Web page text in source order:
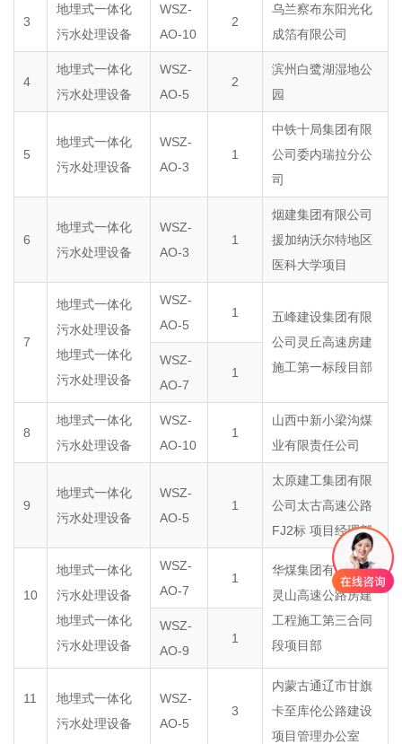
3
地埋式一体化
污水处理设备
WSZ-
AO-10
2
乌兰察布东阳光化
成箔有限公司
4
地埋式一体化
污水处理设备
WSZ-
AO-5
2
滨州白鹭湖湿地公
园
5
地埋式一体化
污水处理设备
WSZ-
AO-3
1
中铁十局集团有限
公司委内瑞拉分公
司
6
地埋式一体化
污水处理设备
WSZ-
AO-3
1
烟建集团有限公司
援加纳沃尔特地区
医科大学项目
7
地埋式一体化
污水处理设备
地埋式一体化
污水处理设备
WSZ-
AO-5
1
五峰建设集团有限
公司灵丘高速房建
施工第一标段目部
WSZ-
AO-7
1
8
地埋式一体化
污水处理设备
WSZ-
AO-10
1
山西中新小梁沟煤
业有限责任公司
9
地埋式一体化
污水处理设备
WSZ-
AO-5
1
太原建工集团有限
公司太古高速公路
FJ2标 项目经理部
10
地埋式一体化
污水处理设备
地埋式一体化
污水处理设备
WSZ-
AO-7
1
华煤集团有限公司
灵山高速公路房建
工程施工第三合同
段项目部
WSZ-
AO-9
1
11
地埋式一体化
污水处理设备
WSZ-
AO-5
3
内蒙古通辽市甘旗
卡至库伦公路建设
项目管理办公室